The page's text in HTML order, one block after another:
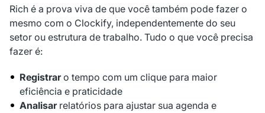
Rich é a prova viva de que você também pode fazer o
mesmo com o Clockify, independentemente do seu
setor ou estrutura de trabalho. Tudo o que você precisa
fazer é:
Registraro tempo com um clique para maior
eficiência e praticidade
Analisarrelatórios para ajustar sua agenda e